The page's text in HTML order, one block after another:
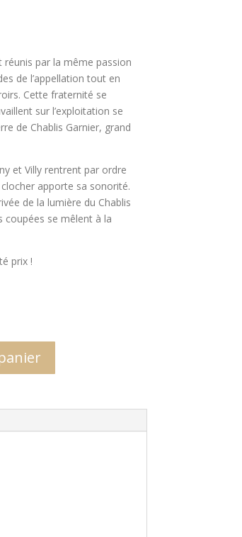
réunis par la même passion
de l’appellation tout en
Cette fraternité se
sur l’exploitation se
de Chablis Garnier, grand
et Villy rentrent par ordre
clocher apporte sa sonorité.
de la lumière du Chablis
coupées se mêlent à la
prix !